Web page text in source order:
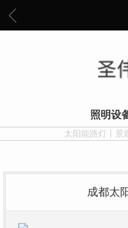
照明设
太阳能路灯丨景
成都太